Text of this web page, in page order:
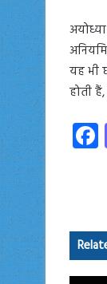
यह भी
होती